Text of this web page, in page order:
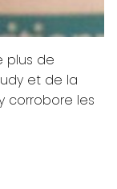
plus de
et de la
corrobore les